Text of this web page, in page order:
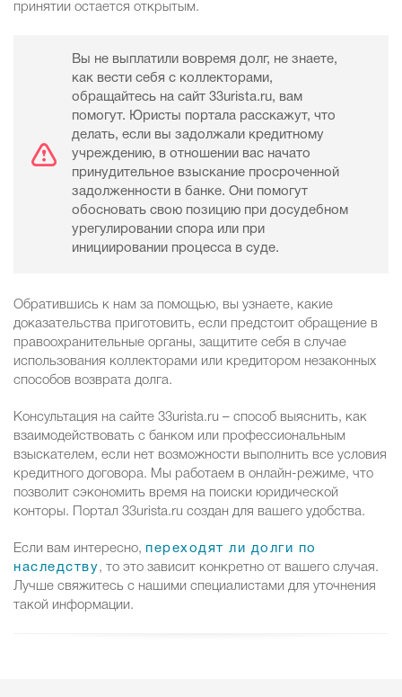
принятии остается открытым.
Вы не выплатили вовремя долг, не знаете,
как вести себя с коллекторами,
обращайтесь на сайт 33urista.ru, вам
помогут. Юристы портала расскажут, что
делать, если вы задолжали кредитному
учреждению, в отношении вас начато
принудительное взыскание просроченной
задолженности в банке. Они помогут
обосновать свою позицию при досудебном
урегулировании спора или при
инициировании процесса в суде.
Обратившись к нам за помощью, вы узнаете, какие
доказательства приготовить, если предстоит обращение в
правоохранительные органы, защитите себя в случае
использования коллекторами или кредитором незаконных
способов возврата долга.
Консультация на сайте 33urista.ru – способ выяснить, как
взаимодействовать с банком или профессиональным
взыскателем, если нет возможности выполнить все условия
кредитного договора. Мы работаем в онлайн-режиме, что
позволит сэкономить время на поиски юридической
конторы. Портал 33urista.ru создан для вашего удобства.
Если вам интересно, переходят ли долги по
наследству, то это зависит конкретно от вашего случая.
Лучше свяжитесь с нашими специалистами для уточнения
такой информации.